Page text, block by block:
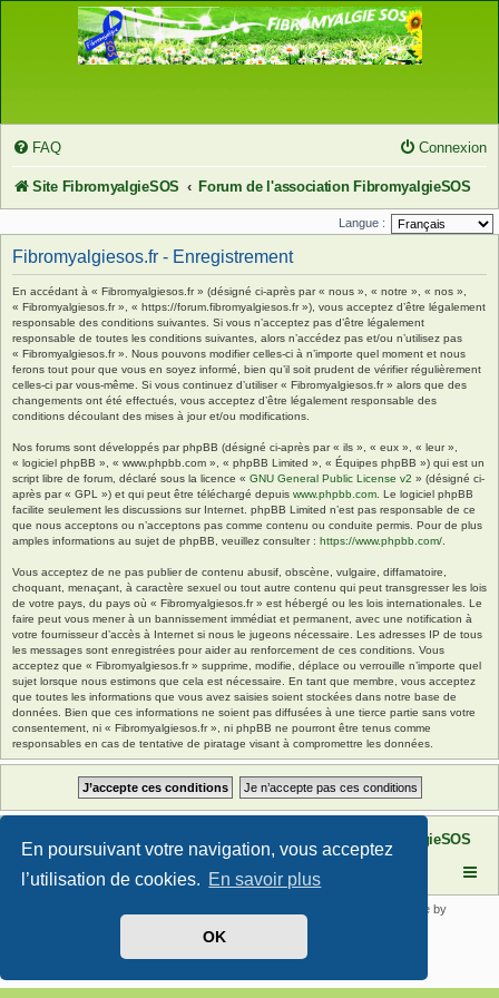
En poursuivant votre navigation, vous acceptez
l’utilisation de cookies. En savoir plus
OK
FAQ Connexion
Site FibromyalgieSOS Forum de l'association FibromyalgieSOS
Langue :
Fibromyalgiesos.fr - Enregistrement
En accédant à « Fibromyalgiesos.fr » (désigné ci-après par « nous », « notre », « nos »,
« Fibromyalgiesos.fr », « https://forum.fibromyalgiesos.fr »), vous acceptez d’être légalement
responsable des conditions suivantes. Si vous n’acceptez pas d’être légalement
responsable de toutes les conditions suivantes, alors n’accédez pas et/ou n’utilisez pas
« Fibromyalgiesos.fr ». Nous pouvons modifier celles-ci à n’importe quel moment et nous
ferons tout pour que vous en soyez informé, bien qu’il soit prudent de vérifier régulièrement
celles-ci par vous-même. Si vous continuez d’utiliser « Fibromyalgiesos.fr » alors que des
changements ont été effectués, vous acceptez d’être légalement responsable des
conditions découlant des mises à jour et/ou modifications.
Nos forums sont développés par phpBB (désigné ci-après par « ils », « eux », « leur »,
« logiciel phpBB », « www.phpbb.com », « phpBB Limited », « Équipes phpBB ») qui est un
script libre de forum, déclaré sous la licence « GNU General Public License v2 » (désigné ci-
après par « GPL ») et qui peut être téléchargé depuis www.phpbb.com . Le logiciel phpBB
facilite seulement les discussions sur Internet. phpBB Limited n’est pas responsable de ce
que nous acceptons ou n’acceptons pas comme contenu ou conduite permis. Pour de plus
amples informations au sujet de phpBB, veuillez consulter : https://www.phpbb.com/
Vous acceptez de ne pas publier de contenu abusif, obscène, vulgaire, diffamatoire,
choquant, menaçant, à caractère sexuel ou tout autre contenu qui peut transgresser les lois
de votre pays, du pays où « Fibromyalgiesos.fr » est hébergé ou les lois internationales. Le
faire peut vous mener à un bannissement immédiat et permanent, avec une notification à
votre fournisseur d’accès à Internet si nous le jugeons nécessaire. Les adresses IP de tous
les messages sont enregistrées pour aider au renforcement de ces conditions. Vous
acceptez que « Fibromyalgiesos.fr » supprime, modifie, déplace ou verrouille n’importe quel
sujet lorsque nous estimons que cela est nécessaire. En tant que membre, vous acceptez
que toutes les informations que vous avez saisies soient stockées dans notre base de
données. Bien que ces informations ne soient pas diffusées à une tierce partie sans votre
consentement, ni « Fibromyalgiesos.fr », ni phpBB ne pourront être tenus comme
responsables en cas de tentative de piratage visant à compromettre les données.
Site FibromyalgieSOS Forum de l'association FibromyalgieSOS
® Forum Software © phpBB Limited | SE Square by
Traduit par